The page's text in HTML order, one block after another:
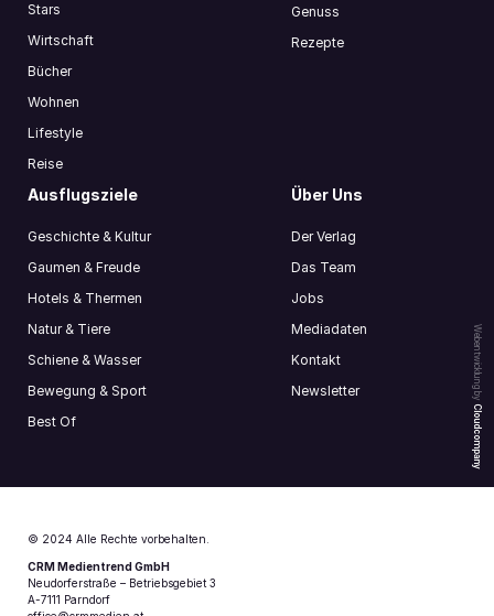
Webentwicklung by
Cloudcompany
Stars
Wirtschaft
Bücher
Wohnen
Lifestyle
Reise
Genuss
Rezepte
Ausflugsziele
Geschichte & Kultur
Gaumen & Freude
Hotels & Thermen
Natur & Tiere
Schiene & Wasser
Bewegung & Sport
Best Of
Über Uns
Der Verlag
Das Team
Jobs
Mediadaten
Kontakt
Newsletter
© 2024 Alle Rechte vorbehalten.
CRM Medientrend GmbH
Neudorferstraße – Betriebsgebiet 3
A-7111 Parndorf